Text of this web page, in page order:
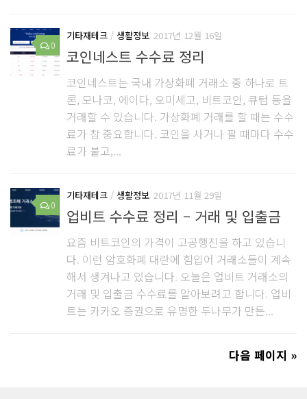
0
기타재테크 / 생활정보 2017년 12월 16일
코인네스트 수수료 정리
코인네스트는 국내 가상화폐 거래소 중 하나로 트
론, 모나코, 에이다, 오미세고, 비트코인, 큐텀 등을
거래할 수 있습니다. 가상화폐 거래를 할 때는 수수
료가 참 중요합니다. 코인을 사거나 팔 때마다 수수
료가 붙고,...
0
기타재테크 / 생활정보 2017년 11월 29일
업비트 수수료 정리 – 거래 및 입출금
요즘 비트코인의 가격이 고공행진을 하고 있습니
다. 이런 암호화폐 대란에 힘입어 거래소들이 계속
해서 생겨나고 있습니다. 오늘은 업비트 거래소의
거래 및 입출금 수수료를 알아보려고 합니다. 업비
트는 카카오 증권으로 유명한 두나무가 만든...
다음 페이지 »